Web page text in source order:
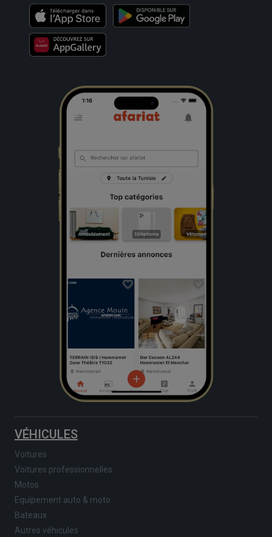
VÉHICULES
Voitures
Voitures professionnelles
Motos
Equipement auto & moto
Bateaux
Autres véhicules